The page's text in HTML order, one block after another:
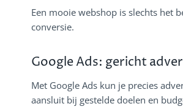
Een mooie webshop is slechts het
conversie.
Google Ads: gericht
Met Google Ads kun je precies
aansluit bij gestelde doelen en